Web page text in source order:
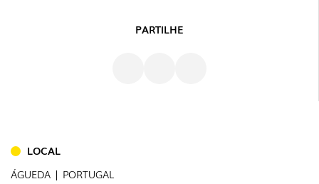
PARTILHE
LOCAL
ÁGUEDA | PORTUGAL